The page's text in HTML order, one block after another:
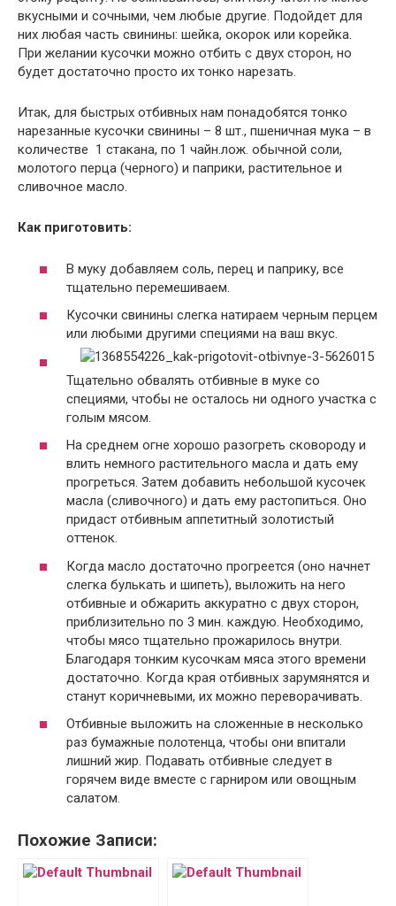
вкусными и сочными, чем любые другие. Подойдет для
них любая часть свинины: шейка, окорок или корейка.
При желании кусочки можно отбить с двух сторон, но
будет достаточно просто их тонко нарезать.
Итак, для быстрых отбивных нам понадобятся тонко
нарезанные кусочки свинины – 8 шт., пшеничная мука – в
количестве 1 стакана, по 1 чайн.лож. обычной соли,
молотого перца (черного) и паприки, растительное и
сливочное масло.
Как приготовить:
В муку добавляем соль, перец и паприку, все
тщательно перемешиваем.
Кусочки свинины слегка натираем черным перцем
или любыми другими специями на ваш вкус.
Тщательно обвалять отбивные в муке со
специями, чтобы не осталось ни одного участка с
голым мясом.
На среднем огне хорошо разогреть сковороду и
влить немного растительного масла и дать ему
прогреться. Затем добавить небольшой кусочек
масла (сливочного) и дать ему растопиться. Оно
придаст отбивным аппетитный золотистый
оттенок.
Когда масло достаточно прогреется (оно начнет
слегка булькать и шипеть), выложить на него
отбивные и обжарить аккуратно с двух сторон,
приблизительно по 3 мин. каждую. Необходимо,
чтобы мясо тщательно прожарилось внутри.
Благодаря тонким кусочкам мяса этого времени
достаточно. Когда края отбивных зарумянятся и
станут коричневыми, их можно переворачивать.
Отбивные выложить на сложенные в несколько
раз бумажные полотенца, чтобы они впитали
лишний жир. Подавать отбивные следует в
горячем виде вместе с гарниром или овощным
салатом.
Похожие Записи: